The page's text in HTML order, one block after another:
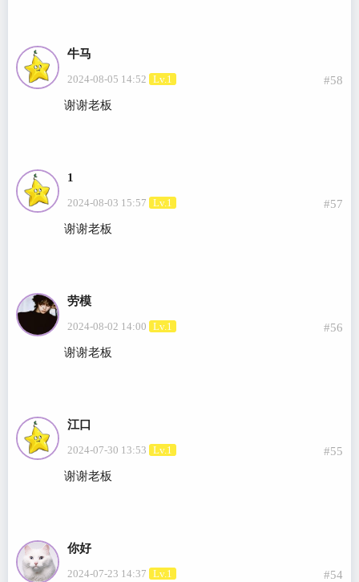
牛马
2024-08-05 14:52 Lv.1
#58
谢谢老板
1
2024-08-03 15:57 Lv.1
#57
谢谢老板
劳模
2024-08-02 14:00 Lv.1
#56
谢谢老板
江口
2024-07-30 13:53 Lv.1
#55
谢谢老板
你好
2024-07-23 14:37 Lv.1
#54